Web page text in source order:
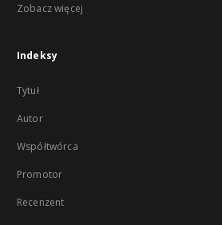
Zobacz więcej
Indeksy
Tytuł
Autor
Współtwórca
Promotor
Recenzent